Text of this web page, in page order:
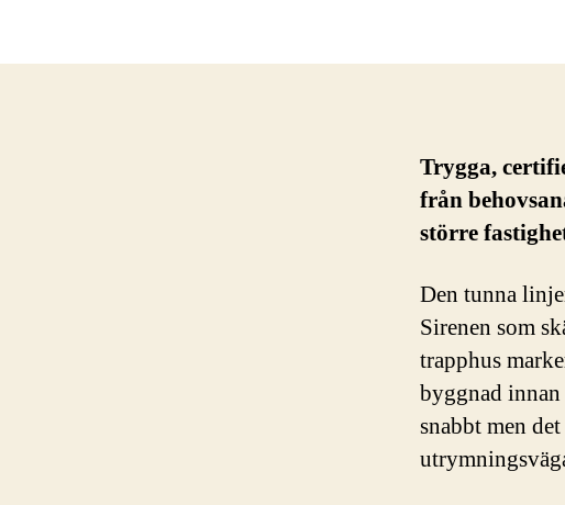
Trygga,
från
större
Den tunna
Sirenen som
trapphus
byggnad
snabbt men